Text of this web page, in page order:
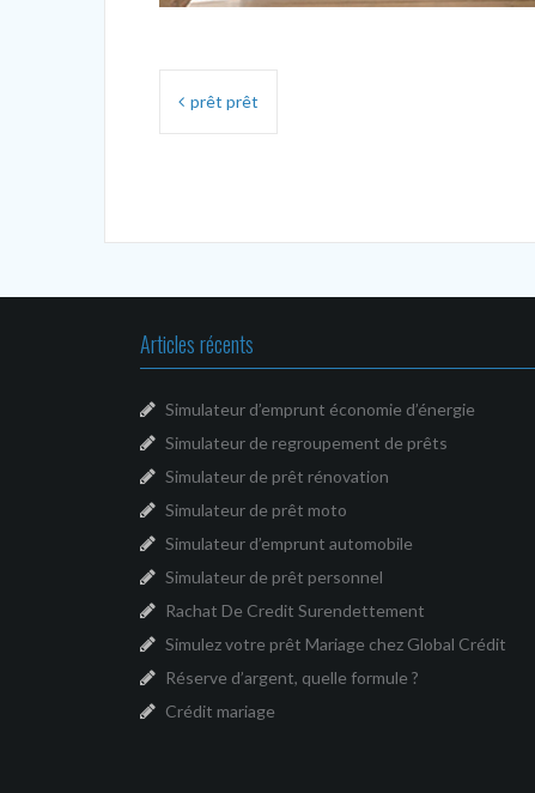
Navigation
prêt prêt
Articles récents
Simulateur d’emprunt économie d’énergie
Simulateur de regroupement de prêts
Simulateur de prêt rénovation
Simulateur de prêt moto
Simulateur d’emprunt automobile
Simulateur de prêt personnel
Rachat De Credit Surendettement
Simulez votre prêt Mariage chez Global Crédit
Réserve d’argent, quelle formule ?
Crédit mariage